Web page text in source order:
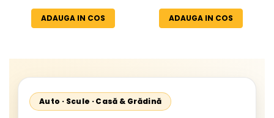
ADAUGA IN COS ADAUGA IN COS
Auto · Scule · Casă & Grădină